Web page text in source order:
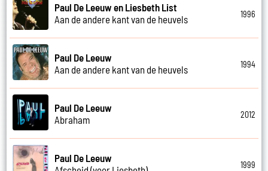
Paul De Leeuw en Liesbeth List
Aan de andere kant van de heuvels
1996
Paul De Leeuw
Aan de andere kant van de heuvels
1994
Paul De Leeuw
Abraham
2012
Paul De Leeuw
1999